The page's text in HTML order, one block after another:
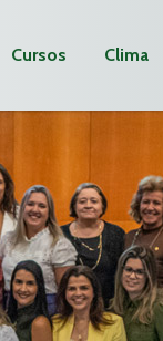
Cursos Clima